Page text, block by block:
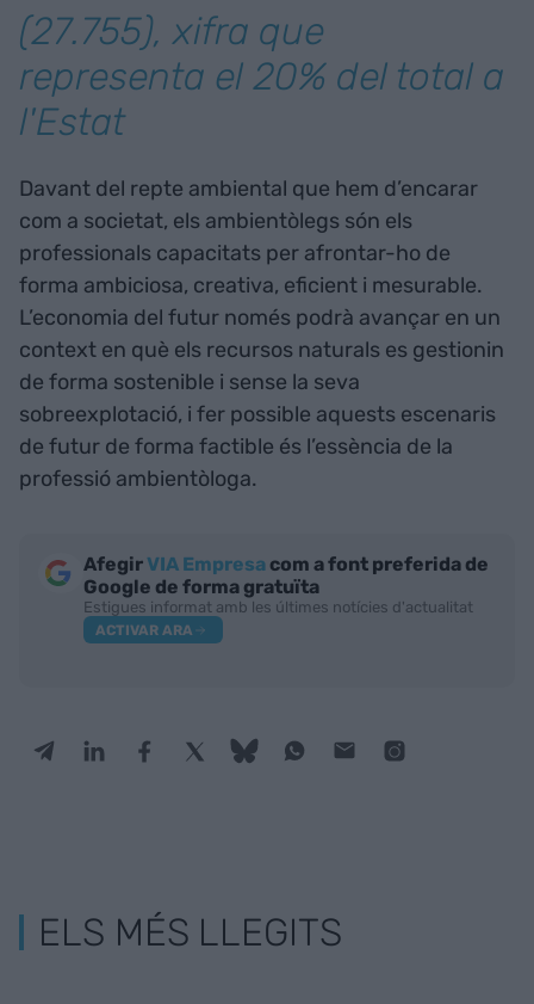
(27.755), xifra que
representa el 20% del total a
l'Estat
Davant del repte ambiental que hem d’encarar
com a societat, els ambientòlegs són els
professionals capacitats per afrontar-ho de
forma ambiciosa, creativa, eficient i mesurable.
L’economia del futur només podrà avançar en un
context en què els recursos naturals es gestionin
de forma sostenible i sense la seva
sobreexplotació, i fer possible aquests escenaris
de futur de forma factible és l’essència de la
professió ambientòloga.
AfegirVIA Empresa com a font preferida de
Google de forma gratuïta
Estigues informat amb les últimes notícies d'actualitat
ACTIVAR ARA
ELS MÉS LLEGITS